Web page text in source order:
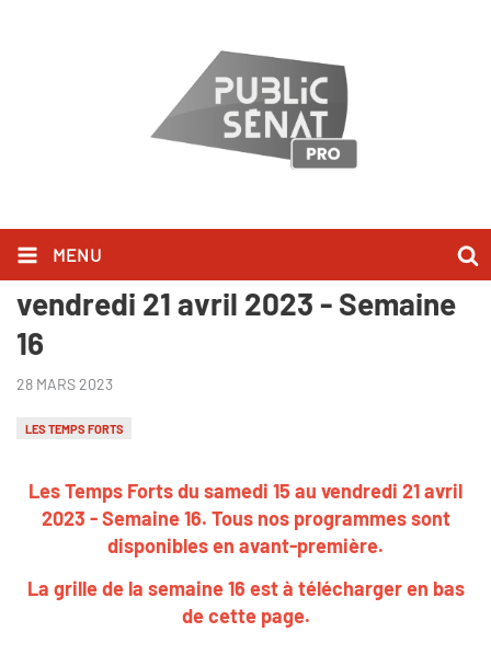
MENU
Les Temps Forts du samedi 15 au
vendredi 21 avril 2023 - Semaine
16
28 MARS 2023
LES TEMPS FORTS
Les Temps Forts du samedi 15 au vendredi 21 avril
2023 - Semaine 16. Tous nos programmes sont
disponibles en avant-première.
La grille de la semaine 16 est à télécharger en bas
de cette page.